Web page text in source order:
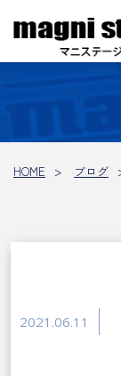
HOME ブログ
2021.06.11